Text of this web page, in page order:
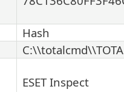
Hash
ESET Inspect